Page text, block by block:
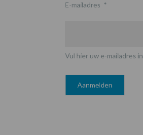
E-mailadres *
Vul hier uw e-mailadres in